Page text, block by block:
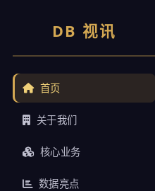
DB 视讯
首页
关于我们
核心业务
数据亮点